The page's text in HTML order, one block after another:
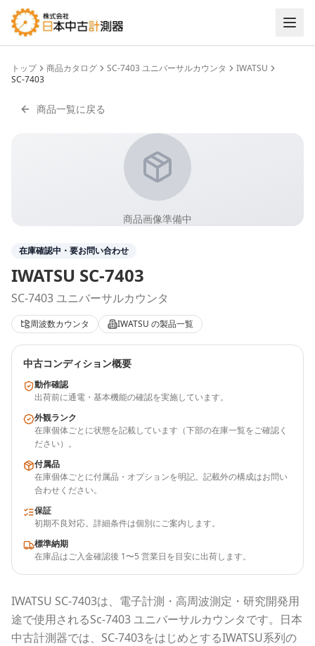
トップ 商品カタログ SC-7403 ユニバーサルカウンタ
IWATSU
SC-7403
商品一覧に戻る
商品画像準備中
在庫確認中・要お問い合わせ
IWATSU SC-7403
SC-7403 ユニバーサルカウンタ
周波数カウンタ IWATSU の製品一覧
中古コンディション概要
動作確認
出荷前に通電・基本機能の確認を実施しています。
外観ランク
在庫個体ごとに状態を記載しています（下部の在庫一覧をご確認く
ださい）。
付属品
在庫個体ごとに付属品・オプションを明記。記載外の構成はお問い
合わせください。
保証
初期不良対応。詳細条件は個別にご案内します。
標準納期
在庫品はご入金確認後 1〜5 営業日を目安に出荷します。
IWATSU SC-7403は、電子計測・高周波測定・研究開発用
途で使用されるSc-7403 ユニバーサルカウンタです。 日本
中古計測器では、 SC-7403をはじめとするIWATSU系列の